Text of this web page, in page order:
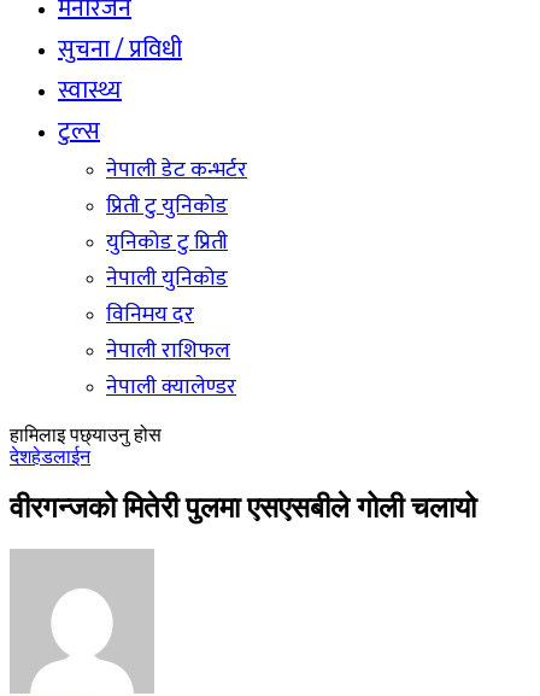
मनोरंजन
सुचना / प्रविधी
स्वास्थ्य
टुल्स
नेपाली डेट कन्भर्टर
प्रिती टु युनिकोड
युनिकोड टु प्रिती
नेपाली युनिकोड
विनिमय दर
नेपाली राशिफल
नेपाली क्यालेण्डर
हामिलाइ पछ्याउनु होस
देशहेडलाईन
वीरगन्जको मितेरी पुलमा एसएसबीले गोली चलायो